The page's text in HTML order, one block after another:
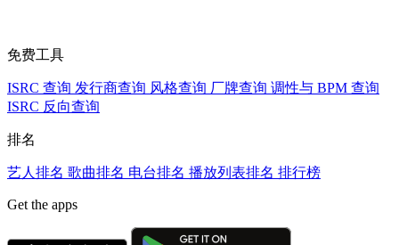
免费工具
ISRC 查询 发行商查询 风格查询 厂牌查询 调性与 BPM 查询
ISRC 反向查询
排名
艺人排名 歌曲排名 电台排名 播放列表排名 排行榜
Get the apps